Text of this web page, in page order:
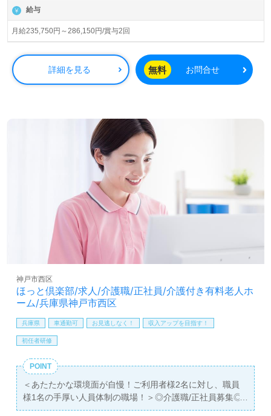
アハウス、訪問介護、小規模多機能型居宅介護、デイサー
ビス、居宅介護支援事業を展開されています。
◎幅広い年代層の職員様が活躍中！デイサービス、ショー
トステイ、居宅介護支援事業所併設の事業所様！◎
看護助手や介護職経験のある方をお迎えします。特別養護
老人ホームでの勤務経験は問いません。明るい職場環境、
『資格取得を目指している、介護知識や技術力を高めた
い』『メリハリつけて働きたい』『働きがいを感じながら
仕事をしたい』『転職で施設形態や環境を変えて働きた
い』等の方も大歓迎です。募集詳細等、担当コンサルタン
トよりご案内します。お問い合わせも遠慮なくお願いしま
全国の求人ご紹介！医療/福祉業界の正社員/パート求人探
しは【ウィルオブ介護】＊求人情報収集、将来的に検討の
方も遠慮なく＊
LINE、メール、お電話などご希望に応じてお問い合わせ/ご
相談可能です。転職相談、求人紹介、年収交渉など完全無
あり！＞"転職支援"のプロと一緒に転職活動！お問い合わ
せお待ちしております。
給与
月給235,750円～286,150円/賞与2回
詳細を見る 無料 お問合せ
ほっと倶楽部/求人/介護職/正社員/介護付き有料老人ホ
ーム/兵庫県神戸市西区
神戸市西区
兵庫県 車通勤可 お見逃しなく！ 収入アップを目指す！
初任者研修
POINT
＜あたたかな環境面が自慢！ご利用者様2名に対し、職員
様1名の手厚い人員体制の職場！＞◎介護職/正社員募集◎
【月給197,000円～214,000円/賞与2回】＊初任者研修以上